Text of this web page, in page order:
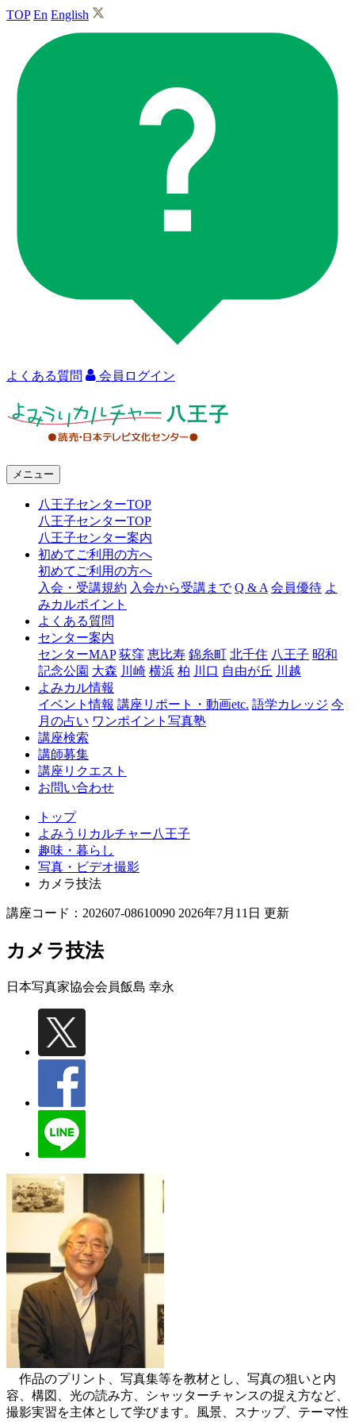
TOP En English
よくある質問 会員ログイン
ャ
王
メニュー
八王子センターTOP
八王子センターTOP
八王子センター案内
初めてご利用の方へ
初めてご利用の方へ
入会・受講規約 入会から受講まで Q & A 会員優待 よ
みカルポイント
よくある質問
センター案内
センターMAP 荻窪 恵比寿 錦糸町 北千住 八王子 昭和
記念公園 大森 川崎 横浜 柏 川口 自由が丘 川越
よみカル情報
イベント情報 講座リポート・動画etc. 語学カレッジ 今
月の占い ワンポイント写真塾
講座検索
講師募集
講座リクエスト
お問い合わせ
トップ
よみうりカルチャー八王子
趣味・暮らし
写真・ビデオ撮影
カメラ技法
講座コード：202607-08610090 2026年7月11日 更新
カメラ技法
日本写真家協会会員飯島 幸永
作品のプリント、写真集等を教材とし、写真の狙いと内
容、構図、光の読み方、シャッターチャンスの捉え方など、
撮影実習を主体として学びます。風景、スナップ、テーマ性